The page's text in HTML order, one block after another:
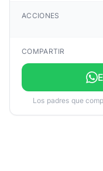
ACCIONES
COMPARTIR
Los padres que